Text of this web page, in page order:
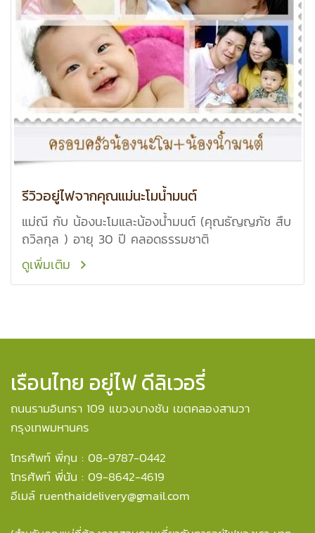
รีวิวอยู่ไฟจากคุณแม่นะโมน้ำมนต์
แม่ณี กับ น้องนะโมและน้องน้ำมนต์ (คุณธัญญภัช สืบ
ถวิลกุล ) อายุ 30 ปี คลอดธรรมชาติ
ดูเพิ่มเติม
เรือนไทย อยู่ไฟ ดีลิเวอรี่
ถนนรามอินทรา 109 แขวงบางชัน เขตคลองสามวา
กรุงเทพมหานคร
โทรศัพท์ พี่กุน : 08-9787-0442
โทรศัพท์ พี่นัน : 09-8642-4619
อีเมล์ ruenthaidelivery@gmail.com